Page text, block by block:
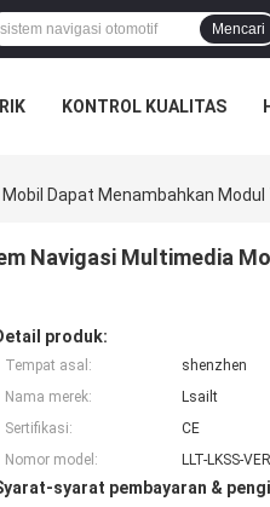
Mencari
KONTROL KUALITAS
Dapat Menambahkan Modul
Navigasi Multimedia
produk:
Tempat asal:
shenzhen
Nama merek:
Lsailt
Sertifikasi:
CE
Nomor model:
LLT-LKSS-
syarat pembayaran &